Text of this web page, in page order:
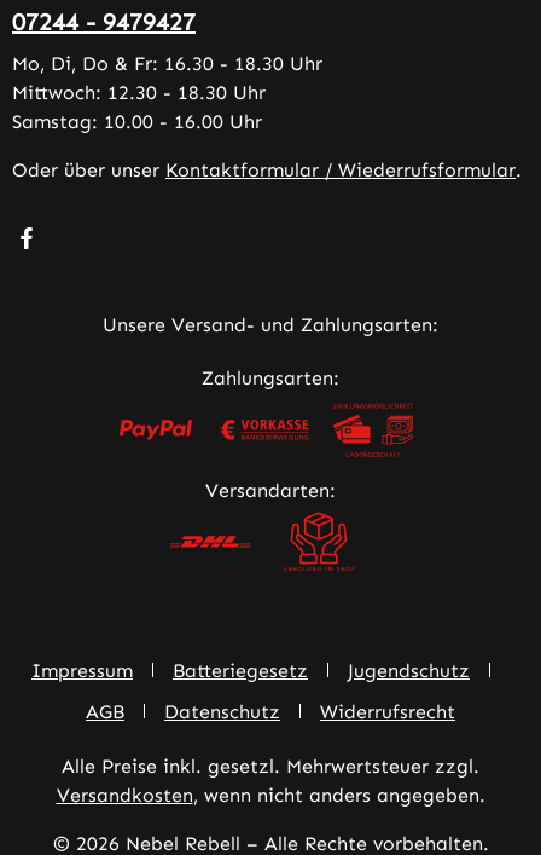
07244 - 9479427
Mo, Di, Do & Fr: 16.30 - 18.30 Uhr
Mittwoch: 12.30 - 18.30 Uhr
Samstag: 10.00 - 16.00 Uhr
Oder über unser Kontaktformular / Wiederrufsformular.
Besuche uns auf Facebook – öffnet in neuem Tab
Unsere Versand- und Zahlungsarten:
Zahlungsarten:
Versandarten:
Impressum Batteriegesetz
Jugendschutz
AGB
Datenschutz Widerrufsrecht
Alle Preise inkl. gesetzl. Mehrwertsteuer zzgl.
Versandkosten, wenn nicht anders angegeben.
© 2026 Nebel Rebell – Alle Rechte vorbehalten.